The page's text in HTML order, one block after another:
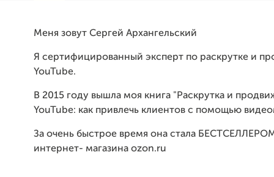
Меня зовут Сергей Архангельский
Я сертифицированный эксперт по раскрутке и
YouTube.
В 2015 году вышла моя книга "Раскрутка и
YouTube: как привлечь клиентов с помощью
За очень быстрое время она стала
интернет- магазина ozon.ru